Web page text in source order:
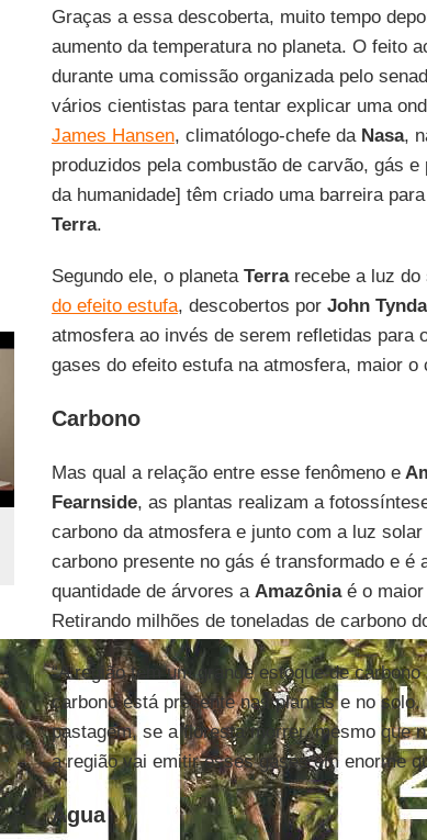
Graças a essa descoberta, muito tempo
aumento da temperatura no planeta. O feito
durante uma comissão organizada pelo
vários cientistas para tentar explicar uma
James Hansen, climatólogo-chefe da Nasa,
produzidos pela combustão de carvão, gás
da humanidade] têm criado uma barreira
Terra.
Segundo ele, o planeta Terrarecebe a luz do
do efeito estufa, descobertos por John
atmosfera ao invés de serem refletidas para
gases do efeito estufa na atmosfera, maior o
Carbono
Mas qual a relação entre esse fenômeno e
Fearnside, as plantas realizam a
carbono da atmosfera e junto com a luz
carbono presente no gás é transformado e é
quantidade de árvores a Amazôniaé o maior
Retirando milhões de toneladas de carbono
“A região tem um grande estoque de
carbono está presente nas plantas e no
pastagem, se a floresta morrer, mesmo que
a região vai emitir esses gases em enorme
Água